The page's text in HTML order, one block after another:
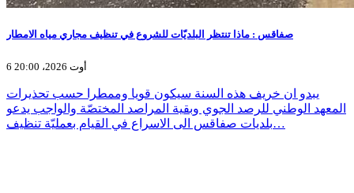
صفاقس : ماذا تنتظر البلديّات للشروع في تنظيف مجاري مياه الامطار
6 أوت 2026، 20:00
يبدو ان خريف هذه السنة سيكون قويا وممطرا حسب تحذيرات
المعهد الوطني للرصد الجوي وبقية المراصد المختصّة والواجب يدعو
بلديات صفاقس الى الاسراع في القيام بعمليّة تنظيف…